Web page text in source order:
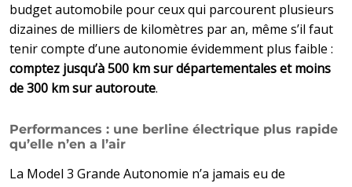
budget automobile pour ceux qui parcourent plusieurs
dizaines de milliers de kilomètres par an, même s’il faut
tenir compte d’une autonomie évidemment plus faible :
comptez jusqu’à 500 km sur départementales et moins
de 300 km sur autoroute.
Performances : une berline électrique plus rapide
qu’elle n’en a l’air
La Model 3 Grande Autonomie n’a jamais eu de